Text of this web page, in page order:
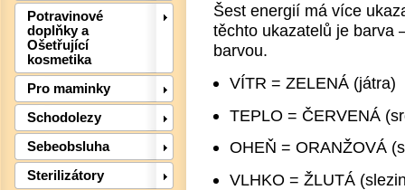
Potravinové
doplňky a
Ošetřující
kosmetika
Pro maminky
Schodolezy
Sebeobsluha
Sterilizátory
Šest energií má více
těchto ukazatelů je barva
barvou.
VÍTR = ZELENÁ (játra)
TEPLO = ČERVENÁ
OHEŇ = ORANŽOVÁ
VLHKO = ŽLUTÁ